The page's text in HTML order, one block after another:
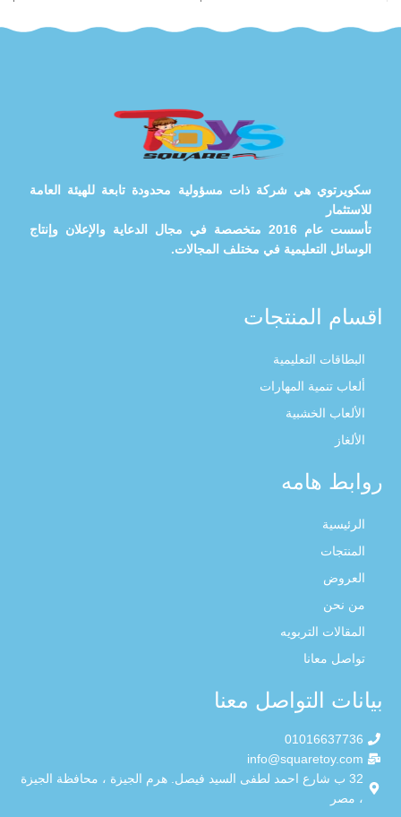
سكويرتوي هي شركة ذات مسؤولية محدودة تابعة للهيئة العامة
للاستثمار
تأسست عام 2016 متخصصة في مجال الدعاية والإعلان وإنتاج
الوسائل التعليمية في مختلف المجالات.
اقسام المنتجات
البطاقات التعليمية
ألعاب تنمية المهارات
الألعاب الخشبية
الألغاز
روابط هامه
الرئيسية
المنتجات
العروض
من نحن
المقالات التربويه
تواصل معانا
بيانات التواصل معنا
01016637736
info@squaretoy.com
32 ب شارع احمد لطفى السيد فيصل. هرم الجيزة ، محافظة الجيزة
، مصر